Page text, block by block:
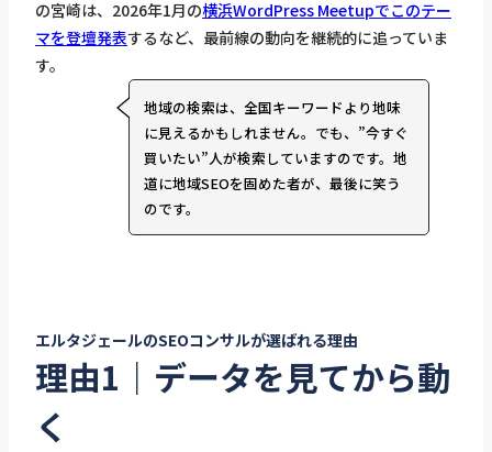
の宮崎は、2026年1月の横浜WordPress Meetupでこのテー
マを登壇発表するなど、最前線の動向を継続的に追っていま
す。
地域の検索は、全国キーワードより地味
に見えるかもしれません。でも、”今すぐ
買いたい”人が検索していますのです。地
道に地域SEOを固めた者が、最後に笑う
のです。
エルタジェールのSEOコンサルが選ばれる理由
理由1｜データを見てから動
く